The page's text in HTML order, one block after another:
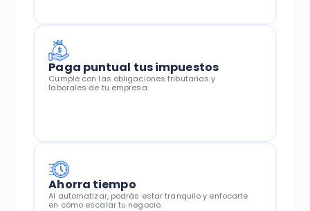
Paga puntual tus impuestos
Cumple con las obligaciones tributarias y
laborales de tu empresa.
Ahorra tiempo
Al automatizar, podrás estar tranquilo y enfocarte
en cómo escalar tu negocio.